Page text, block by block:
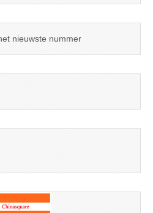
nieuwste nummer